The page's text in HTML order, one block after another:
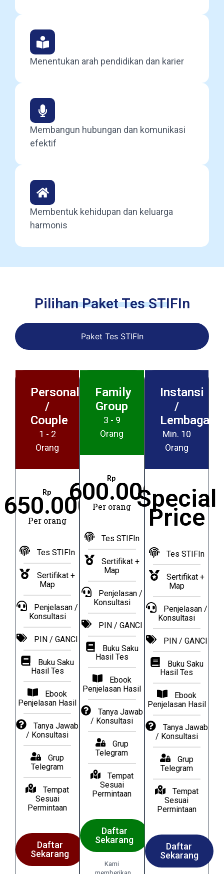
Menentukan arah pendidikan dan karier
Membangun hubungan dan komunikasi
efektif
Membentuk kehidupan dan keluarga
harmonis
Pilihan Paket Tes STIFIn
Paket Tes STIFIn
Personal
/
Couple
1 - 2
Orang
Rp
650.000
Per orang
Tes STIFIn
Sertifikat +
Map
Penjelasan /
Konsultasi​
PIN / GANCI
Buku Saku
Hasil Tes
Ebook
Penjelasan Hasil
Tanya Jawab
/ Konsultasi
Grup
Telegram
Tempat
Sesuai
Permintaan
Daftar
Sekarang
Family
Group
3 - 9
Orang
Rp
600.000
Per orang
Tes STIFIn
Sertifikat +
Map
Penjelasan /
Konsultasi​
PIN / GANCI
Buku Saku
Hasil Tes
Ebook
Penjelasan Hasil
Tanya Jawab
/ Konsultasi
Grup
Telegram
Tempat
Sesuai
Permintaan
Daftar
Sekarang
Kami
memberikan
Instansi
/
Lembaga
Min. 10
Orang
Special
Price
Tes STIFIn
Sertifikat +
Map
Penjelasan /
Konsultasi​
PIN / GANCI
Buku Saku
Hasil Tes
Ebook
Penjelasan Hasil
Tanya Jawab
/ Konsultasi
Grup
Telegram
Tempat
Sesuai
Permintaan
Daftar
Sekarang